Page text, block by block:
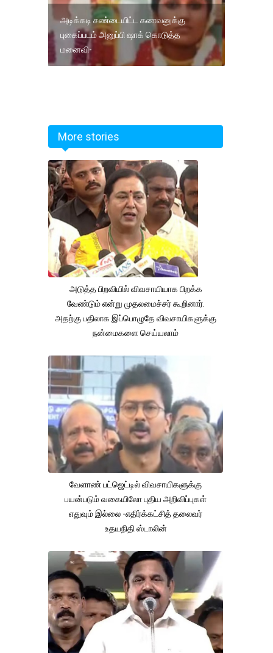
அடிக்கடி சண்டையிட்ட கணவனுக்கு
புகைப்படம் அனுப்பி ஷாக் கொடுத்த
மனைவி-
More stories
அடுத்த பிறவியில் விவசாயியாக பிறக்க
வேண்டும் என்று முதலமைச்சர் கூறினார்.
அதற்கு பதிலாக இப்பொழுதே விவசாயிகளுக்கு
நன்மைகளை செய்யலாம்
வேளாண் பட்ஜெட்டில் விவசாயிகளுக்கு
பயன்படும் வகையிலோ புதிய அறிவிப்புகள்
எதுவும் இல்லை -எதிர்க்கட்சித் தலைவர்
உதயநிதி ஸ்டாலின்